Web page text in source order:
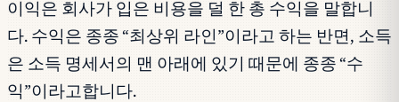
이익은 회사가 입은 비용을 덜 한 총 수익을 말합니
다. 수익은 종종 “최상위 라인”이라고 하는 반면, 소득
은 소득 명세서의 맨 아래에 있기 때문에 종종 “수
익”이라고합니다.